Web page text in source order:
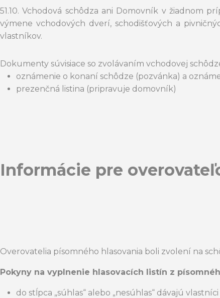
51.10. Vchodová schôdza ani Domovník v žiadnom
výmene vchodových dverí, schodišťových a
vlastníkov.
Dokumenty súvisiace so zvolávaním vchodovej
oznámenie o konaní schôdze (pozvánka) a
prezenčná listina (pripravuje domovník)
Informácie pre
Overovatelia písomného hlasovania boli zvolení na
Pokyny na vyplnenie hlasovacích listín z
do stĺpca „súhlas“ alebo „nesúhlas“ dávajú vlastníci